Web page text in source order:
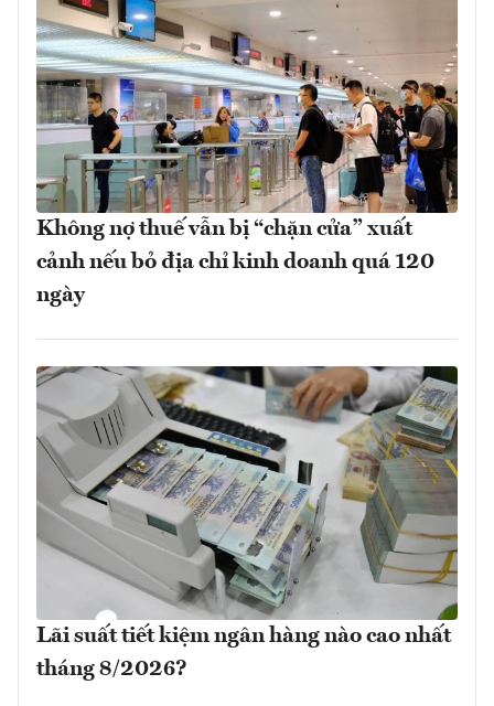
Không nợ thuế vẫn bị “chặn cửa” xuất
cảnh nếu bỏ địa chỉ kinh doanh quá 120
ngày
Lãi suất tiết kiệm ngân hàng nào cao nhất
tháng 8/2026?